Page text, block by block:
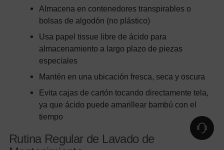
Almacena en contenedores transpirables o
bolsas de algodón (no plástico)
Usa papel tissue libre de ácido para
almacenamiento a largo plazo de piezas
especiales
Mantén en una ubicación fresca, seca y oscura
Evita cajas de cartón tocando directamente tela,
ya que ácido puede amarillear bambú con el
tiempo
Rutina Regular de Lavado de